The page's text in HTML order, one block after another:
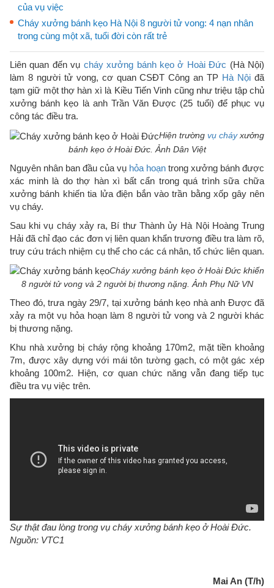
của vụ việc
Cháy xưởng bánh kẹo Hà Nội 8 người tử vong: 4 nạn nhân
trong cùng một xã, tuổi đời còn rất trẻ
Liên quan đến vụ cháy xưởng bánh kẹo ở Hoài Đức (Hà Nội)
làm 8 người tử vong, cơ quan CSĐT Công an TP Hà Nội đã
tạm giữ một thợ hàn xì là Kiều Tiến Vinh cũng như triệu tập chủ
xưởng bánh kẹo là anh Trần Văn Được (25 tuổi) để phục vụ
công tác điều tra.
Hiện trường vụ cháyxưởng
bánh kẹo ở Hoài Đức. Ảnh Dân Việt
Nguyên nhân ban đầu của vụ hỏa hoạn trong xưởng bánh được
xác minh là do thợ hàn xì bất cẩn trong quá trình sữa chữa
xưởng bánh khiến tia lửa điện bắn vào trần bằng xốp gây nên
vụ cháy.
Sau khi vụ cháy xảy ra, Bí thư Thành ủy Hà Nội Hoàng Trung
Hải đã chỉ đạo các đơn vị liên quan khẩn trương điều tra làm rõ,
truy cứu trách nhiệm cụ thể cho các cá nhân, tổ chức liên quan.
Cháy xưởng bánh kẹo ở Hoài Đức khiến
8 người tử vong và 2 người bị thương nặng. Ảnh Phụ Nữ VN
Theo đó, trưa ngày 29/7, tại xưởng bánh kẹo nhà anh Được đã
xảy ra một vụ hỏa hoạn làm 8 người tử vong và 2 người khác
bị thương nặng.
Khu nhà xưởng bị cháy rộng khoảng 170m2, mặt tiền khoảng
7m, được xây dựng với mái tôn tường gạch, có một gác xép
khoảng 100m2. Hiện, cơ quan chức năng vẫn đang tiếp tục
điều tra vụ việc trên.
Sự thật đau lòng trong vụ cháy xưởng bánh kẹo ở Hoài Đức.
Nguồn: VTC1
Mai An (T/h)